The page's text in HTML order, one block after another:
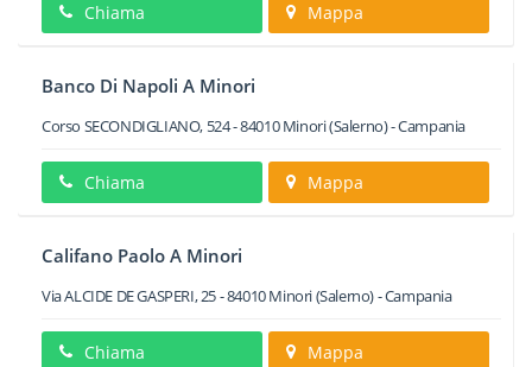
Chiama Mappa
Banco Di Napoli A Minori
Corso SECONDIGLIANO, 524-84010 Minori(Salerno) -Campania
Chiama Mappa
Califano Paolo A Minori
Via ALCIDE DE GASPERI, 25-84010Minori(Salerno) -Campania
Chiama Mappa